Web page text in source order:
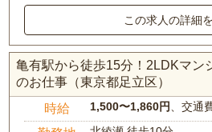
この求人の詳細
亀有駅から徒歩15分！2LDKマン
のお仕事（東京都足立区）
時給 1,500〜1,860円 、交通